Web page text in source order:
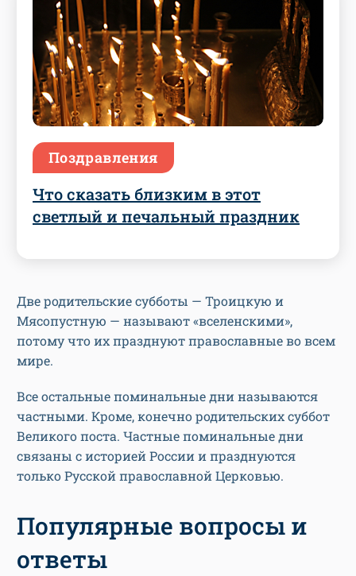
Поздравления
Что сказать близким в этот
светлый и печальный праздник
Две родительские субботы — Троицкую и
Мясопустную — называют «вселенскими»,
потому что их празднуют православные во всем
мире.
Все остальные поминальные дни называются
частными. Кроме, конечно родительских суббот
Великого поста. Частные поминальные дни
связаны с историей России и празднуются
только Русской православной Церковью.
Популярные вопросы и
ответы